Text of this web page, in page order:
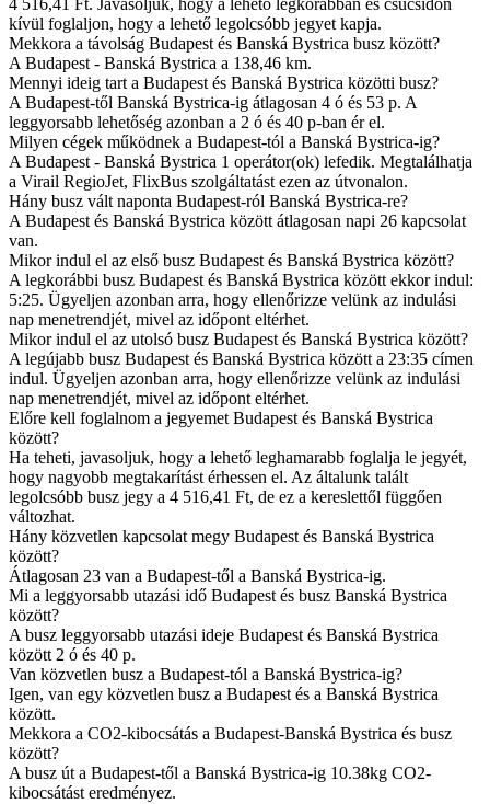
4 516,41 Ft. Javasoljuk, hogy a lehető legkorábban és csúcsidőn
kívül foglaljon, hogy a lehető legolcsóbb jegyet kapja.
Mekkora a távolság Budapest és Banská Bystrica busz között?
A Budapest - Banská Bystrica a 138,46 km.
Mennyi ideig tart a Budapest és Banská Bystrica közötti busz?
A Budapest-től Banská Bystrica-ig átlagosan 4 ó és 53 p. A
leggyorsabb lehetőség azonban a 2 ó és 40 p-ban ér el.
Milyen cégek működnek a Budapest-tól a Banská Bystrica-ig?
A Budapest - Banská Bystrica 1 operátor(ok) lefedik. Megtalálhatja
a Virail RegioJet, FlixBus szolgáltatást ezen az útvonalon.
Hány busz vált naponta Budapest-ról Banská Bystrica-re?
A Budapest és Banská Bystrica között átlagosan napi 26 kapcsolat
van.
Mikor indul el az első busz Budapest és Banská Bystrica között?
A legkorábbi busz Budapest és Banská Bystrica között ekkor indul:
5:25. Ügyeljen azonban arra, hogy ellenőrizze velünk az indulási
nap menetrendjét, mivel az időpont eltérhet.
Mikor indul el az utolsó busz Budapest és Banská Bystrica között?
A legújabb busz Budapest és Banská Bystrica között a 23:35 címen
indul. Ügyeljen azonban arra, hogy ellenőrizze velünk az indulási
nap menetrendjét, mivel az időpont eltérhet.
Előre kell foglalnom a jegyemet Budapest és Banská Bystrica
között?
Ha teheti, javasoljuk, hogy a lehető leghamarabb foglalja le jegyét,
hogy nagyobb megtakarítást érhessen el. Az általunk talált
legolcsóbb busz jegy a 4 516,41 Ft, de ez a kereslettől függően
változhat.
Hány közvetlen kapcsolat megy Budapest és Banská Bystrica
között?
Átlagosan 23 van a Budapest-től a Banská Bystrica-ig.
Mi a leggyorsabb utazási idő Budapest és busz Banská Bystrica
között?
A busz leggyorsabb utazási ideje Budapest és Banská Bystrica
között 2 ó és 40 p.
Van közvetlen busz a Budapest-tól a Banská Bystrica-ig?
Igen, van egy közvetlen busz a Budapest és a Banská Bystrica
között.
Mekkora a CO2-kibocsátás a Budapest-Banská Bystrica és busz
között?
A busz út a Budapest-től a Banská Bystrica-ig 10.38kg CO2-
kibocsátást eredményez.